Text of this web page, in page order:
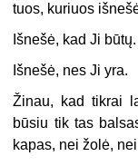
tuos, kuriuos
Išnešė, kad Ji būtų.
Išnešė, nes Ji yra.
Žinau, kad tikrai
būsiu tik tas
kapas, nei žolė,